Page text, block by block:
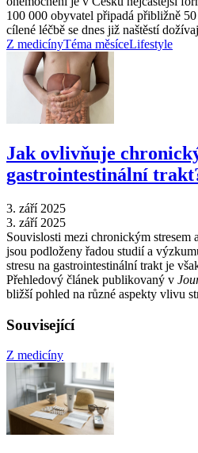
100 000 obyvatel připadá přibližně
cílené léčbě se dnes již naštěstí
Z medicínyTéma měsíceLifestyle
Jak ovlivňuje
gastrointestinální
3. září 2025
3. září 2025
Souvislosti mezi chronickým stresem
jsou podloženy řadou studií a
stresu na gastrointestinální trakt je
Přehledový článek publikovaný v
bližší pohled na různé aspekty vlivu
Související
Z medicíny